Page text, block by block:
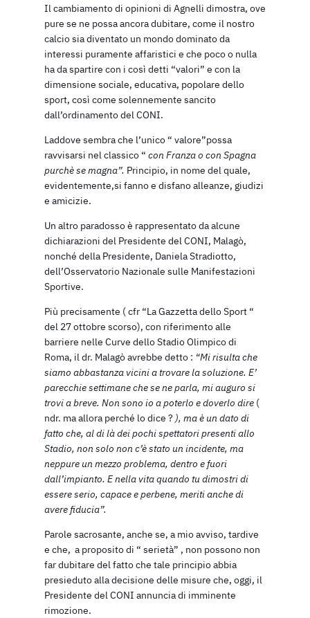
Il cambiamento di opinioni di Agnelli dimostra, ove
pure se ne possa ancora dubitare, come il nostro
calcio sia diventato un mondo dominato da
interessi puramente affaristici e che poco o nulla
ha da spartire con i così detti “valori” e con la
dimensione sociale, educativa, popolare dello
sport, così come solennemente sancito
dall’ordinamento del CONI.
Laddove sembra che l’unico “ valore”possa
ravvisarsi nel classico “ con Franza o con Spagna
purchè se magna”. Principio, in nome del quale,
evidentemente,si fanno e disfano alleanze, giudizi
e amicizie.
Un altro paradosso è rappresentato da alcune
dichiarazioni del Presidente del CONI, Malagò,
nonché della Presidente, Daniela Stradiotto,
dell’Osservatorio Nazionale sulle Manifestazioni
Sportive.
Più precisamente ( cfr “La Gazzetta dello Sport “
del 27 ottobre scorso), con riferimento alle
barriere nelle Curve dello Stadio Olimpico di
Roma, il dr. Malagò avrebbe detto : “Mi risulta che
siamo abbastanza vicini a trovare la soluzione. E’
parecchie settimane che se ne parla, mi auguro si
trovi a breve. Non sono io a poterlo e doverlo dire (
ndr. ma allora perché lo dice ? ), ma è un dato di
fatto che, al di là dei pochi spettatori presenti allo
Stadio, non solo non c’è stato un incidente, ma
neppure un mezzo problema, dentro e fuori
dall’impianto. E nella vita quando tu dimostri di
essere serio, capace e perbene, meriti anche di
avere fiducia”.
Parole sacrosante, anche se, a mio avviso, tardive
e che, a proposito di “ serietà” , non possono non
far dubitare del fatto che tale principio abbia
presieduto alla decisione delle misure che, oggi, il
Presidente del CONI annuncia di imminente
rimozione.